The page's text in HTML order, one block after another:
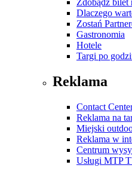
Zdobądź bilet
Dlaczego
Zostań
Gastronomia
Hotele
Targi po
Reklama
Contact
Reklama na
Miejski
Reklama w
Centrum
Usługi MTP